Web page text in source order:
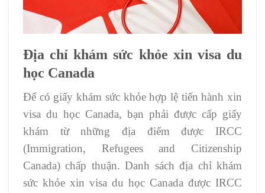
Địa chỉ khám sức khỏe xin visa du
học Canada
Để có giấy khám sức khỏe hợp lệ tiến hành xin
visa du học Canada, bạn phải được cấp giấy
khám từ những địa điểm được IRCC
(Immigration, Refugees and Citizenship
Canada) chấp thuận. Danh sách địa chỉ khám
sức khỏe xin visa du học Canada được IRCC